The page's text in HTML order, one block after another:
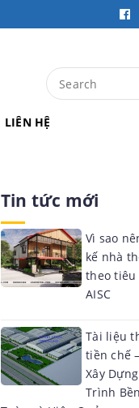
LIÊN HỆ
Tin tức mới
Vì sao
kế nhà
theo tiêu
AISC
Tài liệu
tiền chế
Xây
Trình